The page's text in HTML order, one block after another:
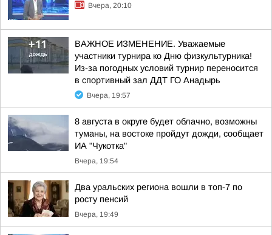
Вчера, 20:10
ВАЖНОЕ ИЗМЕНЕНИЕ. Уважаемые
участники турнира ко Дню физкультурника!
Из-за погодных условий турнир переносится
в спортивный зал ДДТ ГО Анадырь
Вчера, 19:57
8 августа в округе будет облачно, возможны
туманы, на востоке пройдут дожди, сообщает
ИА "Чукотка"
Вчера, 19:54
Два уральских региона вошли в топ-7 по
росту пенсий
Вчера, 19:49